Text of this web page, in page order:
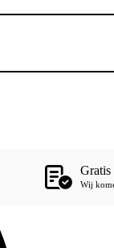
Gratis
Wij